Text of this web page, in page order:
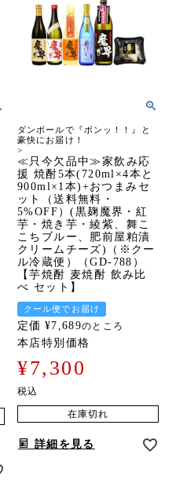
ダンボールで『ボンッ！！』と
豪快にお届け！
>
≪只今欠品中≫家飲み応
援 焼酎5本(720ml×4本と
900ml×1本)+おつまみセ
ット（送料無料・
5%OFF）(黒麹魔界・紅
芋・焼き芋・綾紫、舞こ
こちブルー、肥前屋粕漬
クリームチーズ)（※クー
ル冷蔵便）（GD-788）
【芋焼酎 麦焼酎 飲み比
べ セット】
クール便でお届け
定価 ¥7,689のところ
本店特別価格
¥7,300
税込
在庫切れ
詳細を見る